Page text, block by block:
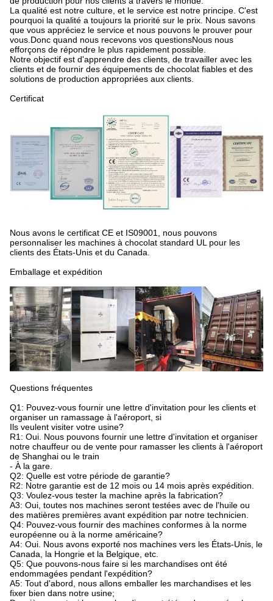
La qualité est notre culture, et le service est notre principe. C'est
pourquoi la qualité a toujours la priorité sur le prix. Nous savons
que vous appréciez le service et nous pouvons le prouver pour
vous.Donc quand nous recevons vos questionsNous nous
efforçons de répondre le plus rapidement possible.
Notre objectif est d'apprendre des clients, de travailler avec les
clients et de fournir des équipements de chocolat fiables et des
solutions de production appropriées aux clients.
Certificat
Nous avons le certificat CE et IS09001, nous pouvons
personnaliser les machines à chocolat standard UL pour les
clients des États-Unis et du Canada.
Emballage et expédition
Questions fréquentes
Q1: Pouvez-vous fournir une lettre d'invitation pour les clients et
organiser un ramassage à l'aéroport, si
Ils veulent visiter votre usine?
R1: Oui. Nous pouvons fournir une lettre d'invitation et organiser
notre chauffeur ou de vente pour ramasser les clients à l'aéroport
de Shanghai ou le train
- À la gare.
Q2: Quelle est votre période de garantie?
R2: Notre garantie est de 12 mois ou 14 mois après expédition.
Q3: Voulez-vous tester la machine après la fabrication?
A3: Oui, toutes nos machines seront testées avec de l'huile ou
des matières premières avant expédition par notre technicien.
Q4: Pouvez-vous fournir des machines conformes à la norme
européenne ou à la norme américaine?
A4: Oui. Nous avons exporté nos machines vers les États-Unis, le
Canada, la Hongrie et la Belgique, etc.
Q5: Que pouvons-nous faire si les marchandises ont été
endommagées pendant l'expédition?
A5: Tout d'abord, nous allons emballer les marchandises et les
fixer bien dans notre usine;